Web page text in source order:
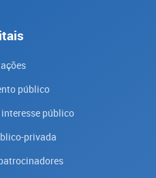
público
público
privada